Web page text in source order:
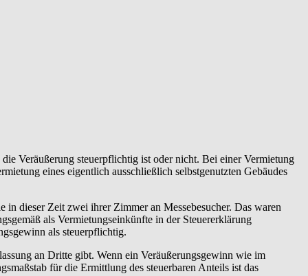
Veräußerung steuerpflichtig ist oder nicht. Bei einer Vermietung
eines eigentlich ausschließlich selbstgenutzten Gebäudes
dieser Zeit zwei ihrer Zimmer an Messebesucher. Das waren
als Vermietungseinkünfte in der Steuererklärung
als steuerpflichtig.
an Dritte gibt. Wenn ein Veräußerungsgewinn wie im
für die Ermittlung des steuerbaren Anteils ist das